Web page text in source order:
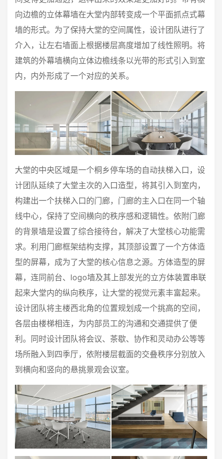
向边檐的立体幕墙在大堂内部转变成一个平面抓点式幕
墙的形式。为了保持大堂的空间属性，设计团队进行了
介入，让左右墙面上根据楼层高度增加了线性照明。将
建筑的外幕墙横向立体边檐线条以光带的形式引入到室
内，内外形成了一个对应的关系。
大堂的中央区域是一个桐乡停车场的自动扶梯入口，设
计团队延续了大堂主次的入口造型，将其引入到室内，
构建出一个扶梯入口的门廊，门廊的主入口在同一个轴
线中心，保持了空间横向的秩序感和逻辑性。依附门廊
的背景墙是设置了综合接待台，解决了大堂核心功能需
求。利用门廊框架结构支撑，其顶部设置了一个方体造
型的屏幕，成为了大堂的核心信息之源。方体造型的屏
幕，连同前台、logo墙及其上部发光的立方体装置串联
起来大堂内的纵向秩序，让大堂的视觉元素丰富起来。
设计团队将主楼西北角的位置规划成一个挑高的空间，
各层由楼梯相连，为内部员工的沟通和交通提供了便
利。同时设计团队将会议、茶歇、协作和灵动办公等等
场所融入到四季厅，依附楼层截面的交叠秩序分别放入
到横向和竖向的悬挑景观会议室。